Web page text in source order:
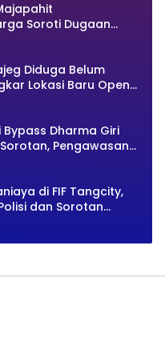
Soroti Dugaan
Diduga Belum
Lokasi Baru Open
Bypass Dharma Giri
Pengawasan
di FIF Tangcity,
dan Sorotan